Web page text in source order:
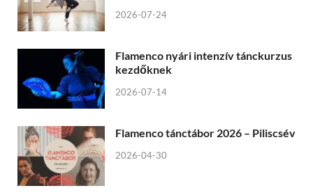
2026-07-24
Flamenco nyári intenzív tánckurzus
kezdőknek
2026-07-14
Flamenco tánctábor 2026 – Piliscsév
2026-04-30